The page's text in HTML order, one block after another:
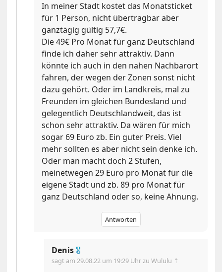
In meiner Stadt kostet das Monatsticket
für 1 Person, nicht übertragbar aber
ganztägig gültig 57,7€.
Die 49€ Pro Monat für ganz Deutschland
finde ich daher sehr attraktiv. Dann
könnte ich auch in den nahen Nachbarort
fahren, der wegen der Zonen sonst nicht
dazu gehört. Oder im Landkreis, mal zu
Freunden im gleichen Bundesland und
gelegentlich Deutschlandweit, das ist
schon sehr attraktiv. Da wären für mich
sogar 69 Euro zb. Ein guter Preis. Viel
mehr sollten es aber nicht sein denke ich.
Oder man macht doch 2 Stufen,
meinetwegen 29 Euro pro Monat für die
eigene Stadt und zb. 89 pro Monat für
ganz Deutschland oder so, keine Ahnung.
Antworten
Denis 🎖
sagt am29.08.22 um 19:29 Uhrzu Wululu ⇡